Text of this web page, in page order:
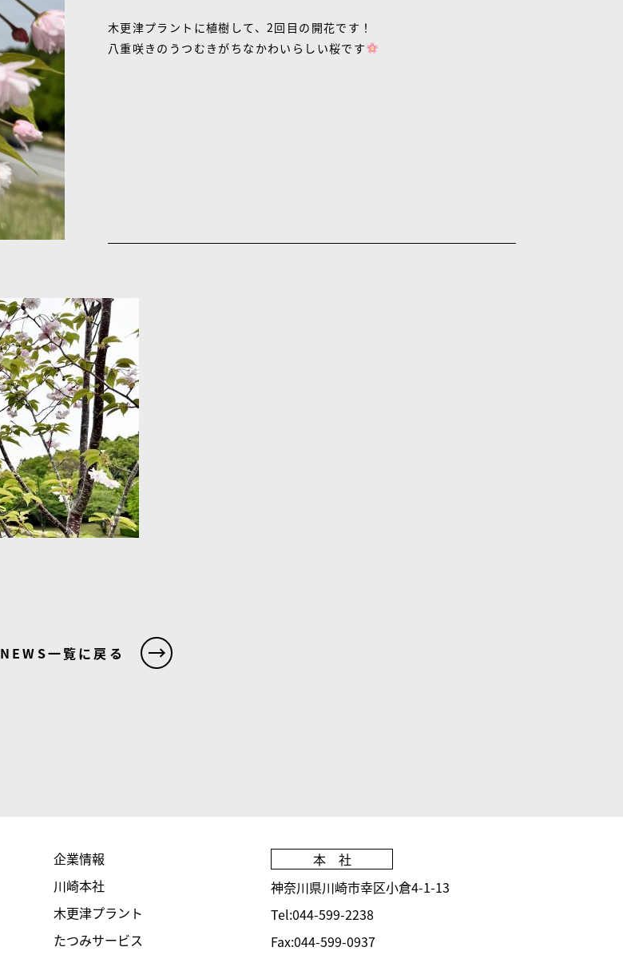
木更津プラントに植樹して、2回目の開花です！
八重咲きのうつむきがちなかわいらしい桜です
NEWS一覧に戻る
企業情報
川崎本社
木更津プラント
たつみサービス
本 社
神奈川県川崎市幸区小倉4-1-13
Tel:044-599-2238
Fax:044-599-0937